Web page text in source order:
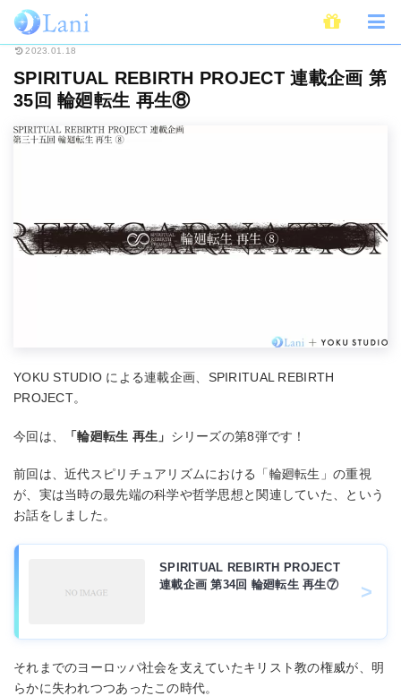
ホーム 連載 SPIRITUAL REBIRTH
2023.01.18
SPIRITUAL REBIRTH PROJECT 連載企画 第
35回 輪廻転⽣ 再⽣⑧
YOKU STUDIO による連載企画、SPIRITUAL REBIRTH
PROJECT。
今回は、 「輪廻転⽣ 再⽣」 シリーズの第8弾です！
前回は、近代スピリチュアリズムにおける「輪廻転⽣」の重視
が、実は当時の最先端の科学や哲学思想と関連していた、という
お話をしました。
SPIRITUAL REBIRTH PROJECT
連載企画 第34回 輪廻転⽣ 再⽣⑦
それまでのヨーロッパ社会を⽀えていたキリスト教の権威が、明
らかに失われつつあったこの時代。